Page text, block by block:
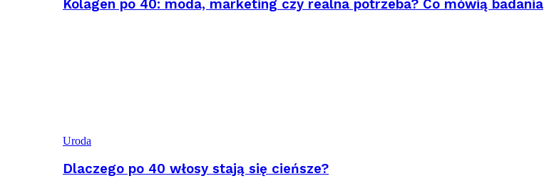
Kolagen po 40: moda, marketing czy realna potrzeba? Co mówią badania
Uroda
Dlaczego po 40 włosy stają się cieńsze?